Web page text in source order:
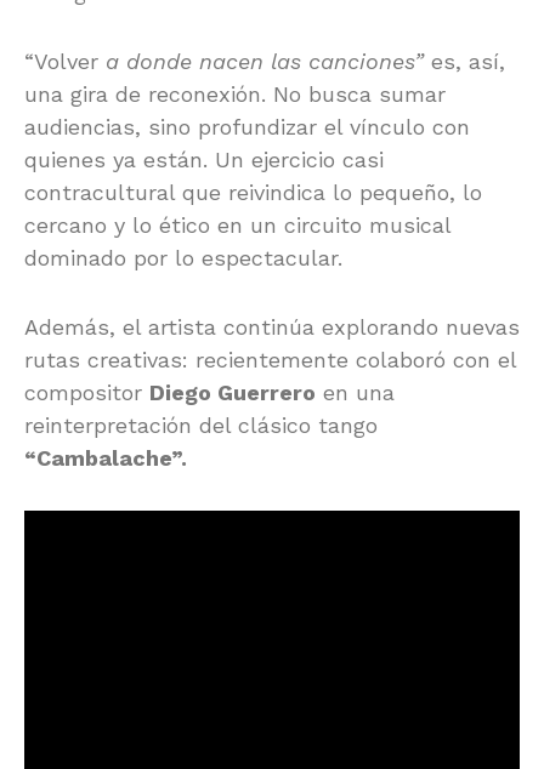
“Volver a donde nacen las canciones”es, así,
una gira de reconexión. No busca sumar
audiencias, sino profundizar el vínculo con
quienes ya están. Un ejercicio casi
contracultural que reivindica lo pequeño, lo
cercano y lo ético en un circuito musical
dominado por lo espectacular.
Además, el artista continúa explorando nuevas
rutas creativas: recientemente colaboró con el
compositor Diego Guerrero en una
reinterpretación del clásico tango
“Cambalache”.